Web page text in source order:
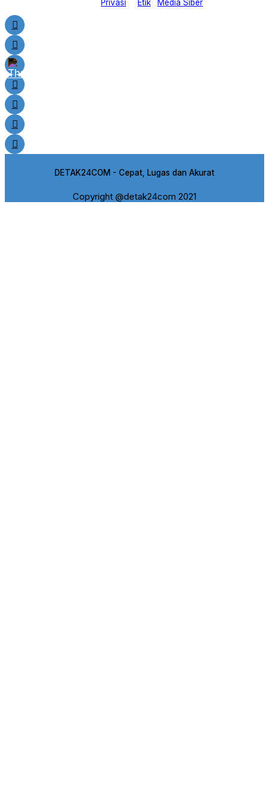
Privasi Etik Media Siber
DETAK24COM - Cepat, Lugas dan Akurat
Copyright @detak24com 2021